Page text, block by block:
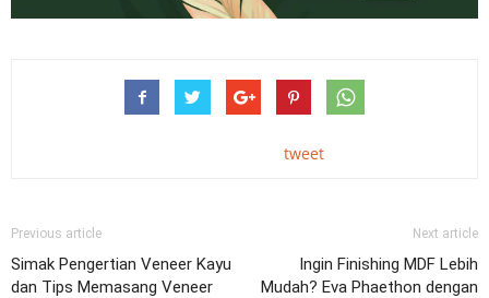
tweet
Previous article
Simak Pengertian Veneer Kayu
dan Tips Memasang Veneer
Next article
Ingin Finishing MDF Lebih
Mudah? Eva Phaethon dengan